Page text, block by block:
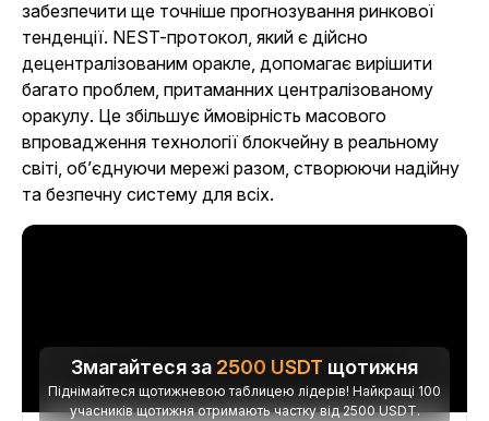
забезпечити ще точніше прогнозування ринкової
тенденції. NEST-протокол, який є дійсно
децентралізованим оракле, допомагає вирішити
багато проблем, притаманних централізованому
оракулу. Це збільшує ймовірність масового
впровадження технології блокчейну в реальному
світі, об’єднуючи мережі разом, створюючи надійну
та безпечну систему для всіх.
Змагайтеся за 2500 USDT щотижня
Піднімайтеся щотижневою таблицею лідерів! Найкращі 100
учасників щотижня отримають частку від 2500 USDT.